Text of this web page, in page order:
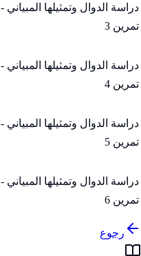
دراسة الدوال وتمثيلها المبياني -
تمرين 3
دراسة الدوال وتمثيلها المبياني -
تمرين 4
دراسة الدوال وتمثيلها المبياني -
تمرين 5
دراسة الدوال وتمثيلها المبياني -
تمرين 6
رجوع